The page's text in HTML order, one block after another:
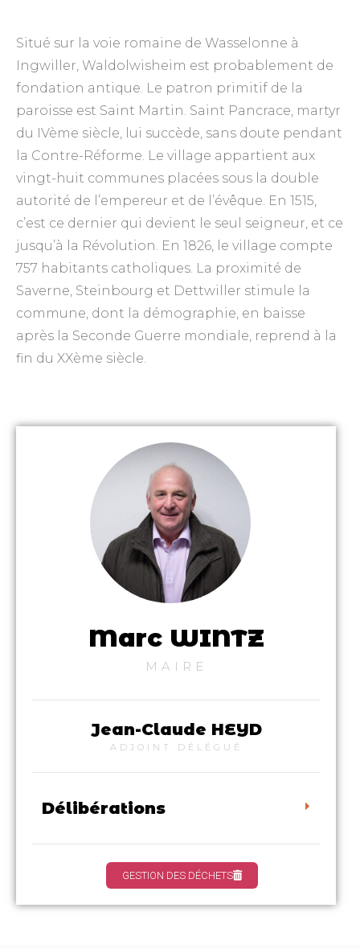
Situé sur la voie romaine de Wasselonne à
Ingwiller, Waldolwisheim est probablement de
fondation antique. Le patron primitif de la
paroisse est Saint Martin. Saint Pancrace, martyr
du IVème siècle, lui succède, sans doute pendant
la Contre-Réforme. Le village appartient aux
vingt-huit communes placées sous la double
autorité de l’empereur et de l’évêque. En 1515,
c’est ce dernier qui devient le seul seigneur, et ce
jusqu’à la Révolution. En 1826, le village compte
757 habitants catholiques. La proximité de
Saverne, Steinbourg et Dettwiller stimule la
commune, dont la démographie, en baisse
après la Seconde Guerre mondiale, reprend à la
fin du XXème siècle.
Marc WINTZ
MAIRE
Jean-Claude HEYD
ADJOINT DÉLÉGUÉ
Délibérations
GESTION DES DÉCHETS